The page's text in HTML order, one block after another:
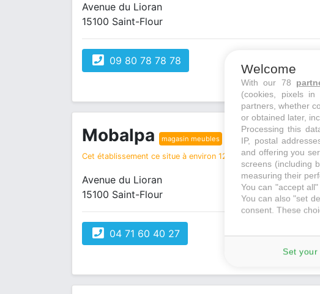
Avenue du Lioran
15100 Saint-Flour
09 80 78 78 78
Mobalpa magasin meubles
Cet établissement ce situe à environ 12 km de votre recherche
Avenue du Lioran
15100 Saint-Flour
04 71 60 40 27
Welcome
With our 78
(cookies, pixels
partners, whether
or obtained later,
Processing this
IP, postal
and offering you
screens (including
measuring their
You can "accept
You can also "set
consent. These
Set